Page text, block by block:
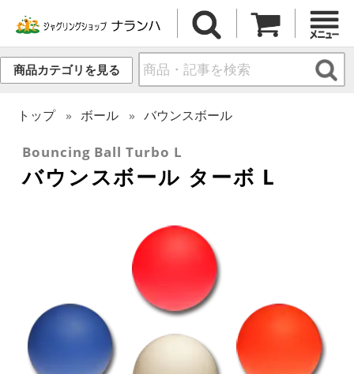
商品カテゴリを見る
トップ ボール バウンスボール
Bouncing Ball Turbo L
バウンスボール ターボ L